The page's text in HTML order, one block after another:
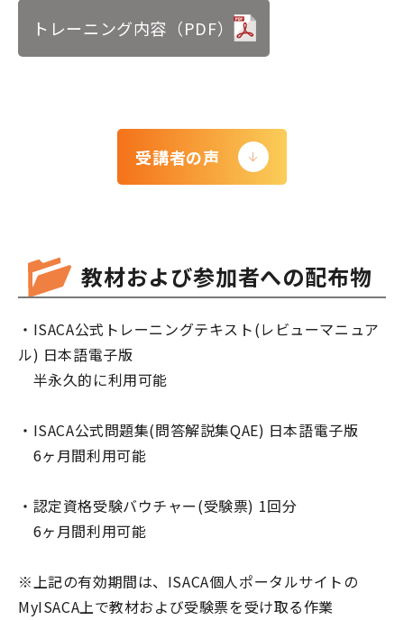
トレーニング内容（PDF）
受講者の声
教材および参加者への配布物
・ISACA公式トレーニングテキスト(レビューマニュア
ル) 日本語電子版
半永久的に利用可能
・ISACA公式問題集(問答解説集QAE) 日本語電子版
6ヶ月間利用可能
・認定資格受験バウチャー(受験票) 1回分
6ヶ月間利用可能
※上記の有効期間は、ISACA個人ポータルサイトの
MyISACA上で教材および受験票を受け取る作業